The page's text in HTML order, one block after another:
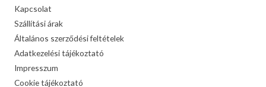
Kapcsolat
Szállítási árak
Általános szerződési feltételek
Adatkezelési tájékoztató
Impresszum
Cookie tájékoztató